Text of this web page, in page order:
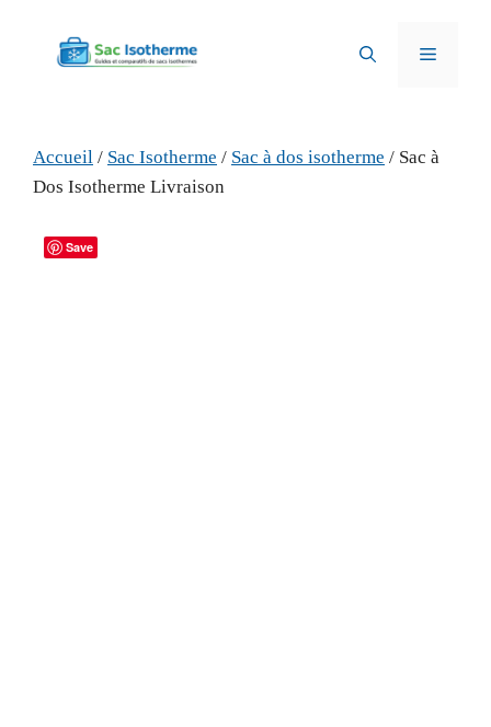
contenu
Menu
Accueil / Sac Isotherme / Sac à dos isotherme / Sac à
Dos Isotherme Livraison
Save